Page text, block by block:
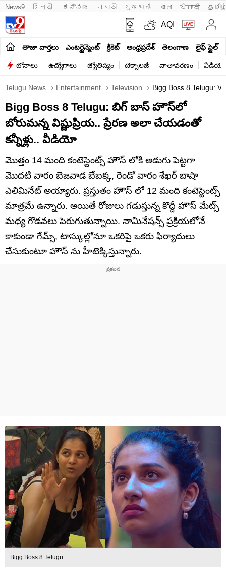
News9 हिन्दी ಕನ್ನಡ मराठी ગુજરાતી বাংলা ਪੰਜਾਬੀ
AQI
తాజా వార్తలు ఎంటర్టైన్మెంట్ క్రికెట్ ఆంధ్రప్రదేశ్ తెలంగాణ లైఫ్ స్టైల్
బోనాలు ఉద్యోగాలు జ్యోతిష్యం టెక్నాలజీ వాతావరణం
Telugu News Entertainment Television Bigg Boss 8 Telugu:
Bigg Boss 8 Telugu: బిగ్ బాస్ హౌస్‌లో
బోరుమన్న విష్ణుప్రియ.. ప్రేరణ అలా చేయడంతో
కన్నీళ్లు.. వీడియో
మొత్తం 14 మంది కంటెస్టెంట్స్ హౌస్ లోకి అడుగు పెట్టగా
మొదటి వారం బెజవాడ బేబక్క, రెండో వారం శేఖర్ బాషా
ఎలిమినేట్ అయ్యారు. ప్రస్తుతం హౌస్ లో 12 మంది కంటెస్టెంట్స్
మాత్రమే ఉన్నారు. అయితే రోజులు గడుస్తున్న కొద్దీ హౌస్ మేట్స్
మధ్య గొడవలు పెరుగుతున్నాయి. నామినేషన్స్ ప్రక్రియలోనే
కాకుండా గేమ్స్, టాస్కుల్లోనూ ఒకరిపై ఒకరు ఫిర్యాదులు
చేసుకుంటూ హౌస్ ను హీటెక్కిస్తున్నారు.
Bigg Boss 8 Telugu